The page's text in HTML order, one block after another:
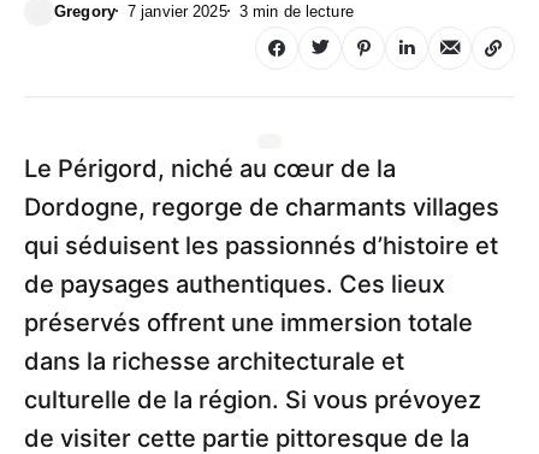
Gregory 7 janvier 2025 3 min de lecture
Le Périgord, niché au cœur de la
Dordogne, regorge de charmants villages
qui séduisent les passionnés d’histoire et
de paysages authentiques. Ces lieux
préservés offrent une immersion totale
dans la richesse architecturale et
culturelle de la région. Si vous prévoyez
de visiter cette partie pittoresque de la